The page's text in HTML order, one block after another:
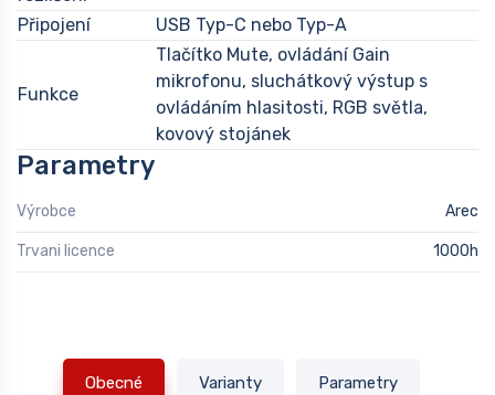
Připojení USB Typ-C nebo Typ-A
Funkce
Tlačítko Mute, ovládání Gain
mikrofonu, sluchátkový výstup s
ovládáním hlasitosti, RGB světla,
kovový stojánek
Parametry
Výrobce Arec
Trvani licence 1000h
Obecné Varianty Parametry